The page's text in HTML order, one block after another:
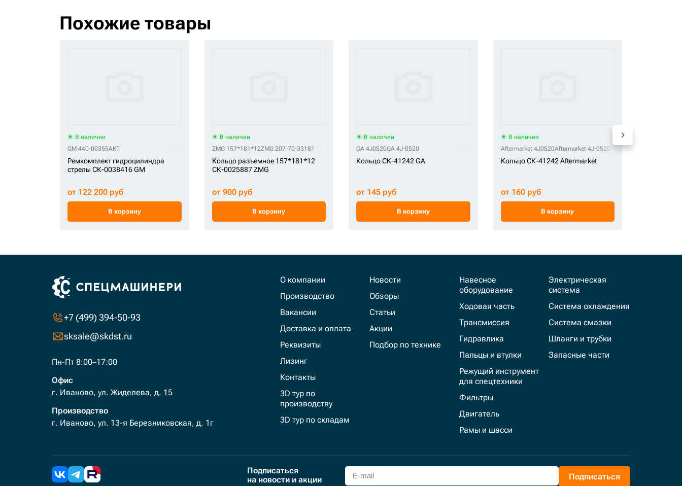
Похожие товары
В наличии
GM 440-00355AKT
Ремкомплект гидроцилиндра
стрелы СК-0038416 GM
от 122 200 руб
В корзину
В наличии
ZMG 157*181*12ZMG 207-70-33181
Кольцо разъемное 157*181*12
СК-0025887 ZMG
от 900 руб
В корзину
В наличии
GA 4J0520GA 4J-0520
Кольцо СК-41242 GA
от 145 руб
В корзину
В наличии
Aftermarket 4J0520Aftermarket 4J-0520
Кольцо СК-41242 Aftermarket
от 160 руб
В корзину
+7 (499) 394-50-93
sksale@skdst.ru
Пн-Пт 8:00–17:00
Офис
г. Иваново, ул. Жиделева, д. 15
Производство
г. Иваново, ул. 13-я Березниковская, д. 1г
О компании
Производство
Вакансии
Доставка и оплата
Реквизиты
Лизинг
Контакты
3D тур по
производству
3D тур по складам
Новости
Обзоры
Статьи
Акции
Подбор по технике
Навесное
оборудование
Ходовая часть
Трансмиссия
Гидравлика
Пальцы и втулки
Режущий инструмент
для спецтехники
Фильтры
Двигатель
Рамы и шасси
Электрическая
система
Система охлаждения
Система смазки
Шланги и трубки
Запасные части
Подписаться
на новости и акции
Подписаться